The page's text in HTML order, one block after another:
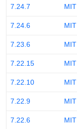
7.24.7 MIT
7.24.6 MIT
7.23.6 MIT
7.22.15 MIT
7.22.10 MIT
7.22.9 MIT
7.22.6 MIT